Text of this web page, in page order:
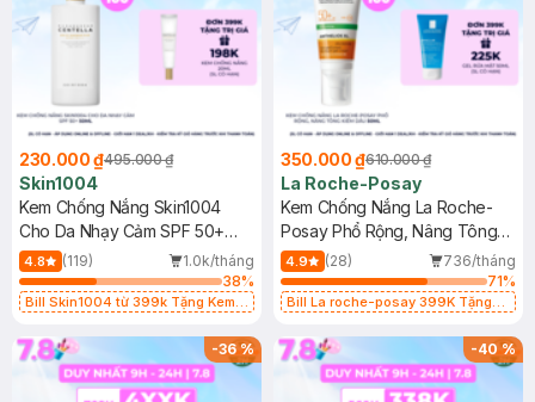
230.000 ₫495.000 ₫
Skin1004
Kem Chống Nắng Skin1004
Cho Da Nhạy Cảm SPF 50+
50ml
4.8 (119)
1.0k/tháng
38%
Bill Skin1004 từ 399k Tặng Kem
SPF 50+ 20ml (SL Có Hạn)
350.000 ₫610.000 ₫
La Roche-Posay
Kem Chống Nắng La Roche-
Posay Phổ Rộng, Nâng Tông
Kiềm Dầu 50ml
4.9 (28)
736/tháng
71%
Bill La roche-posay 399K Tặng
(SL có hạn)
-36% -40%